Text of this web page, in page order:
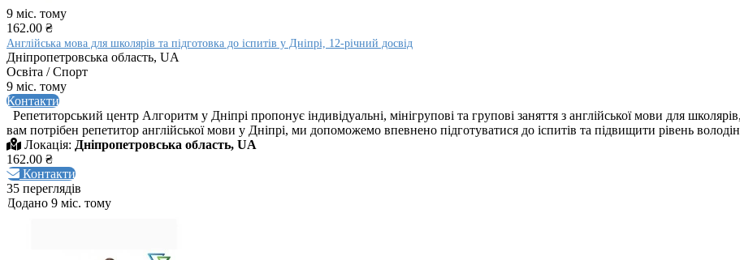
9 міс. тому
162.00 ₴
Англійська мова для школярів та підготовка до іспитів у Дніпрі, 12-річний досвід
Дніпропетровська область, UA
Освіта / Спорт
9 міс. тому
Контакти
Репетиторський центр Алгоритм у Дніпрі пропонує індивідуальні, мінігрупові та групові заняття з англійської мови для
вам потрібен репетитор англійської мови у Дніпрі, ми допоможемо впевнено підготуватися до іспитів та підвищити рівень
Локація: Дніпропетровська область, UA
162.00 ₴
Контакти
35 переглядів
Додано 9 міс. тому